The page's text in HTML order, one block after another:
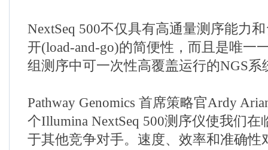
NextSeq 500不仅具有高通量测序能力
开(load-and-go)的简便性，而且是唯一
组测序中可一次性高覆盖运行的NGS系
Pathway Genomics 首席策略官Ardy
个Illumina NextSeq 500测序仪使我们
于其他竞争对手。速度、效率和准确性